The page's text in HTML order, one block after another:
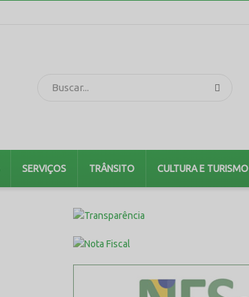
SERVIÇOS TRÂNSITO CULTURA E TURISMO